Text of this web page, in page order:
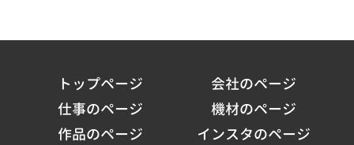
トップページ
会社のページ
仕事のページ
機材のページ
作品のページ
インスタのページ